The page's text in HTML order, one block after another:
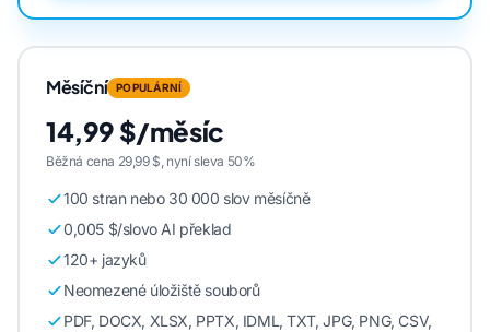
Měsíční POPULÁRNÍ
14,99 $/měsíc
Běžná cena 29,99 $, nyní sleva 50%
100 stran nebo 30 000 slov měsíčně
0,005 $/slovo AI překlad
120+ jazyků
Neomezené úložiště souborů
PDF, DOCX, XLSX, PPTX, IDML, TXT, JPG, PNG, CSV,